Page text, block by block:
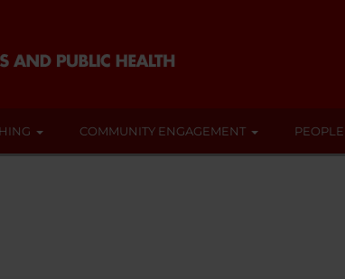
COMMUNITY ENGAGEMENT PEOPLE